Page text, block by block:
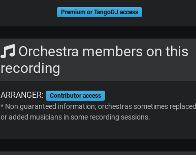
Premium or TangoDJ access
Orchestra members on this
recording
ARRANGER: Contributor access
* Non guaranteed information; orchestras sometimes replaced
or added musicians in some recording sessions.